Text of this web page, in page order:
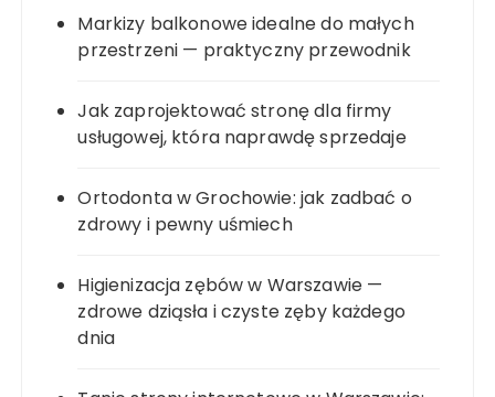
Markizy balkonowe idealne do małych
przestrzeni — praktyczny przewodnik
Jak zaprojektować stronę dla firmy
usługowej, która naprawdę sprzedaje
Ortodonta w Grochowie: jak zadbać o
zdrowy i pewny uśmiech
Higienizacja zębów w Warszawie —
zdrowe dziąsła i czyste zęby każdego
dnia